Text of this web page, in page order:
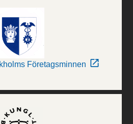
Företagsminnen